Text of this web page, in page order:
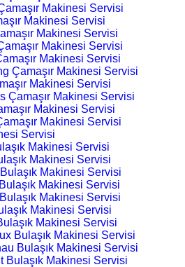
Makinesi Servisi
Makinesi Servisi
Makinesi Servisi
Makinesi Servisi
Makinesi Servisi
Çamaşır Makinesi Servisi
Makinesi Servisi
Çamaşır Makinesi Servisi
Makinesi Servisi
Makinesi Servisi
Servisi
Makinesi Servisi
Makinesi Servisi
Makinesi Servisi
Makinesi Servisi
Makinesi Servisi
Makinesi Servisi
Makinesi Servisi
Bulaşık Makinesi Servisi
Bulaşık Makinesi Servisi
Bulaşık Makinesi Servisi